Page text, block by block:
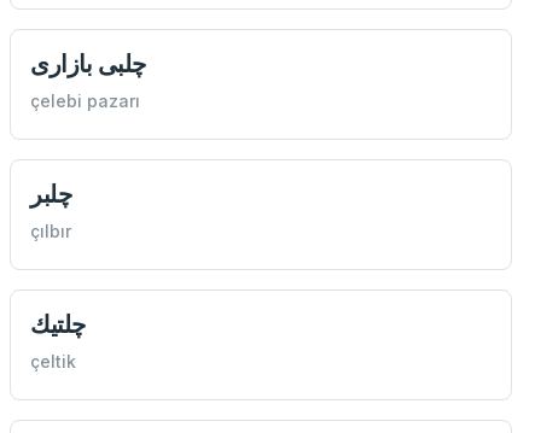
چلبی بازاری
çelebi pazarı
چلبر
çılbır
چلتيك
çeltik